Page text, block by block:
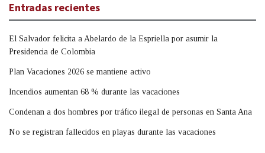
Entradas recientes
El Salvador felicita a Abelardo de la Espriella por asumir la
Presidencia de Colombia
Plan Vacaciones 2026 se mantiene activo
Incendios aumentan 68 % durante las vacaciones
Condenan a dos hombres por tráfico ilegal de personas en Santa Ana
No se registran fallecidos en playas durante las vacaciones